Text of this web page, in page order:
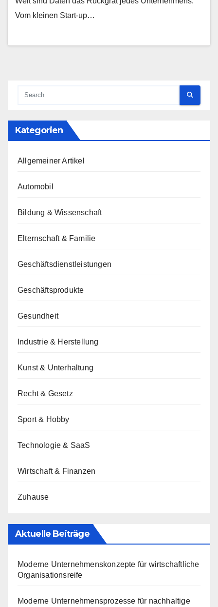
Vom kleinen Start-up…
Kategorien
Allgemeiner Artikel
Automobil
Bildung & Wissenschaft
Elternschaft & Familie
Geschäftsdienstleistungen
Geschäftsprodukte
Gesundheit
Industrie & Herstellung
Kunst & Unterhaltung
Recht & Gesetz
Sport & Hobby
Technologie & SaaS
Wirtschaft & Finanzen
Zuhause
Aktuelle Beiträge
Moderne Unternehmenskonzepte für wirtschaftliche
Organisationsreife
Moderne Unternehmensprozesse für nachhaltige